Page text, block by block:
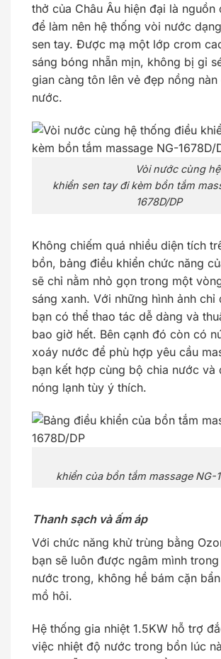
thở của Châu Âu hiện đại là nguồn
để làm nên hệ thống vòi nước
sen tay. Được mạ một lớp crom
sáng bóng nhẵn mịn, không bị gỉ
gian càng tôn lên vẻ đẹp nồng
nước.
Vòi nước cùng hệ
khiển sen tay đi kèm bồn tắm
1678D/DP
Không chiếm quá nhiều diện tích
bồn, bảng điều khiển chức năng
sẽ chỉ nằm nhỏ gọn trong một
sáng xanh. Với những hình ảnh chỉ
bạn có thể thao tác dễ dàng và
bao giờ hết. Bên cạnh đó còn có
xoáy nước để phù hợp yêu cầu
bạn kết hợp cùng bộ chia nước và
nóng lạnh tùy ý thích.
Bảng
khiển của bồn tắm massage NG-
Thanh sạch và ấm áp
Với chức năng khử trùng bằng
bạn sẽ luôn được ngâm mình
nước trong, không hề bám cặn
mồ hôi.
Hệ thống gia nhiệt 1.5KW hỗ trợ
việc nhiệt độ nước trong bồn lúc